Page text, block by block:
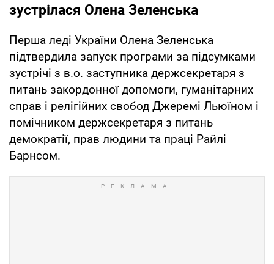
зустрілася Олена Зеленська
Перша леді України Олена Зеленська
підтвердила запуск програми за підсумками
зустрічі з в.о. заступника держсекретаря з
питань закордонної допомоги, гуманітарних
справ і релігійних свобод Джеремі Льюїном і
помічником держсекретаря з питань
демократії, прав людини та праці Райлі
Барнсом.